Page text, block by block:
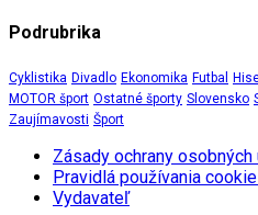
Podrubrika
Cyklistika Divadlo Ekonomika Futbal
MOTOR šport Ostatné športy Slovensko
Zaujímavosti Šport
Zásady ochrany osobných
Pravidlá používania
Vydavateľ